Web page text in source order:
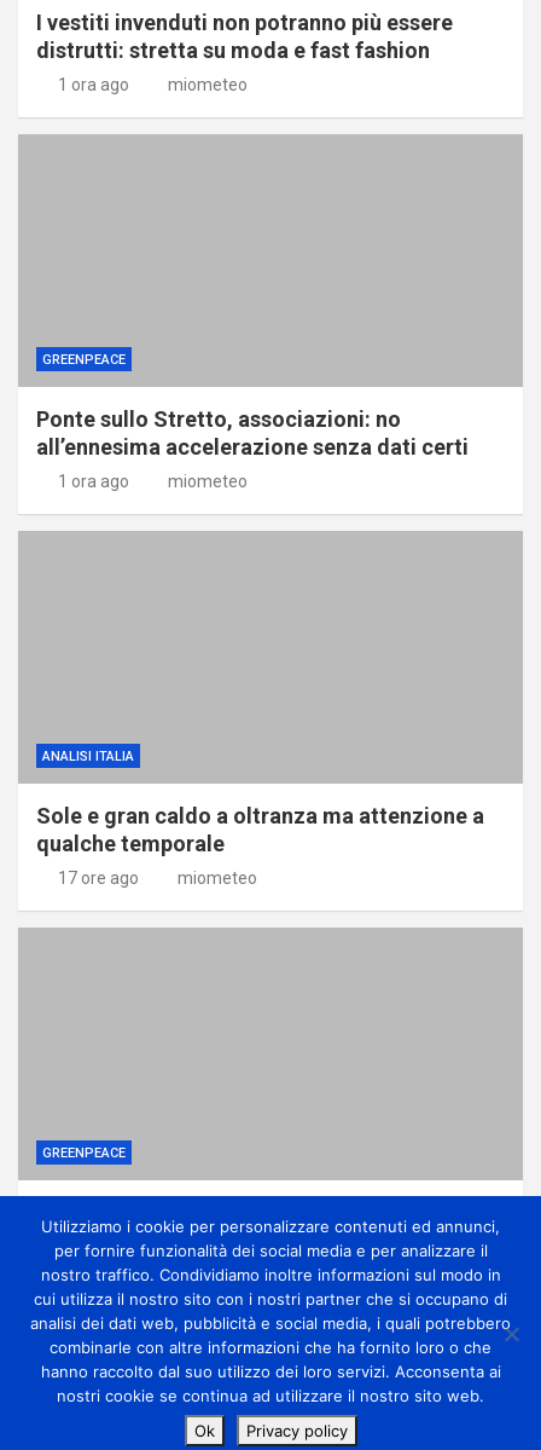
I vestiti invenduti non potranno più essere
distrutti: stretta su moda e fast fashion
1 ora ago miometeo
GREENPEACE
Ponte sullo Stretto, associazioni: no
all’ennesima accelerazione senza dati certi
1 ora ago miometeo
ANALISI ITALIA
Sole e gran caldo a oltranza ma attenzione a
qualche temporale
17 ore ago miometeo
GREENPEACE
contro la crisi climatica
1 giorno ago miometeo
Copyright Miometeo © All rights reserved | Theme by
MantraBrain
Utilizziamo i cookie per personalizzare contenuti ed annunci,
per fornire funzionalità dei social media e per analizzare il
nostro traffico. Condividiamo inoltre informazioni sul modo in
cui utilizza il nostro sito con i nostri partner che si occupano di
analisi dei dati web, pubblicità e social media, i quali potrebbero
combinarle con altre informazioni che ha fornito loro o che
hanno raccolto dal suo utilizzo dei loro servizi. Acconsenta ai
nostri cookie se continua ad utilizzare il nostro sito web.
Ok
Privacy policy